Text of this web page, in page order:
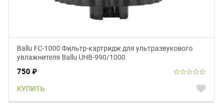
Ballu FC-1000 Фильтр-картридж для ультразвукового
увлажнителя Ballu UHB-990/1000
750 ₽
КУПИТЬ favorite